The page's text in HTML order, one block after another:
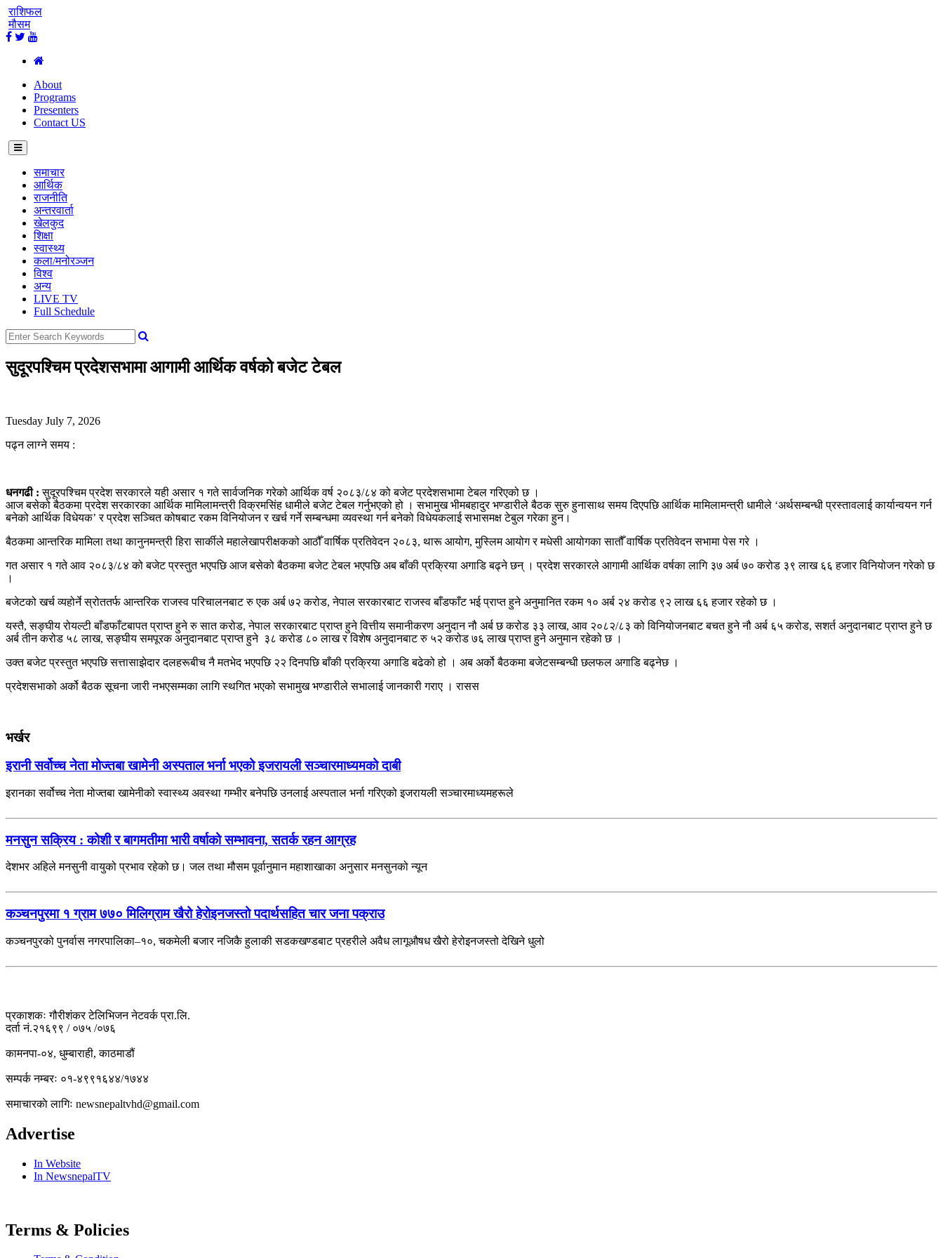
राशिफल
मौसम
About
Programs
Presenters
Contact US
समाचार
आर्थिक
राजनीति
अन्तरवार्ता
खेलकुद
शिक्षा
स्वास्थ्य
कला/मनोरञ्जन
विश्व
अन्य
LIVE TV
Full Schedule
सुदूरपश्चिम प्रदेशसभामा आगामी आर्थिक वर्षको बजेट टेबल
Tuesday July 7, 2026
पढ्न लाग्ने समय :
धनगढी : सुदूरपश्चिम प्रदेश सरकारले यही असार १ गते सार्वजनिक गरेको आर्थिक वर्ष २०८३/८४ को बजेट प्रदेशसभामा टेबल गरिएको छ ।
आज बसेको बैठकमा प्रदेश सरकारका आर्थिक मामिलामन्त्री विक्रमसिंह धामीले बजेट टेबल गर्नुभएको हो । सभामुख भीमबहादुर भण्डारीले बैठक सुरु हुनासाथ समय दिएपछि आर्थिक मामिलामन्त्री धामीले ‘अर्थसम्बन्धी प्रस्तावलाई कार्यान्वयन गर्न
बनेको आर्थिक विधेयक’ र प्रदेश सञ्चित कोषबाट रकम विनियोजन र खर्च गर्ने सम्बन्धमा व्यवस्था गर्न बनेको विधेयकलाई सभासमक्ष टेबुल गरेका हुन।
बैठकमा आन्तरिक मामिला तथा कानुनमन्त्री हिरा सार्कीले महालेखापरीक्षकको आठौँ वार्षिक प्रतिवेदन २०८३, थारू आयोग, मुस्लिम आयोग र मधेसी आयोगका सातौँ वार्षिक प्रतिवेदन सभामा पेस गरे ।
गत असार १ गते आव २०८३/८४ को बजेट प्रस्तुत भएपछि आज बसेको बैठकमा बजेट टेबल भएपछि अब बाँकी प्रक्रिया अगाडि बढ्ने छन् । प्रदेश सरकारले आगामी आर्थिक वर्षका लागि ३७ अर्ब ७० करोड ३९ लाख ६६ हजार विनियोजन गरेको छ
।
बजेटको खर्च व्यहोर्ने स्रोततर्फ आन्तरिक राजस्व परिचालनबाट रु एक अर्ब ७२ करोड, नेपाल सरकारबाट राजस्व बाँडफाँट भई प्राप्त हुने अनुमानित रकम १० अर्ब २४ करोड ९२ लाख ६६ हजार रहेको छ ।
यस्तै, सङ्घीय रोयल्टी बाँडफाँटबापत प्राप्त हुने रु सात करोड, नेपाल सरकारबाट प्राप्त हुने वित्तीय समानीकरण अनुदान नौ अर्ब छ करोड ३३ लाख, आव २०८२/८३ को विनियोजनबाट बचत हुने नौ अर्ब ६५ करोड, सशर्त अनुदानबाट प्राप्त हुने छ
अर्ब तीन करोड ५८ लाख, सङ्घीय समपूरक अनुदानबाट प्राप्त हुने ३८ करोड ८० लाख र विशेष अनुदानबाट रु ५२ करोड ७६ लाख प्राप्त हुने अनुमान रहेको छ ।
उक्त बजेट प्रस्तुत भएपछि सत्तासाझेदार दलहरूबीच नै मतभेद भएपछि २२ दिनपछि बाँकी प्रक्रिया अगाडि बढेको हो । अब अर्को बैठकमा बजेटसम्बन्धी छलफल अगाडि बढ्नेछ ।
प्रदेशसभाको अर्को बैठक सूचना जारी नभएसम्मका लागि स्थगित भएको सभामुख भण्डारीले सभालाई जानकारी गराए । रासस
भर्खर
इरानी सर्वोच्च नेता मोज्तबा खामेनी अस्पताल भर्ना भएको इजरायली सञ्चारमाध्यमको दाबी
इरानका सर्वोच्च नेता मोज्तबा खामेनीको स्वास्थ्य अवस्था गम्भीर बनेपछि उनलाई अस्पताल भर्ना गरिएको इजरायली सञ्चारमाध्यमहरूले
मनसुन सक्रिय : कोशी र बागमतीमा भारी वर्षाको सम्भावना, सतर्क रहन आग्रह
देशभर अहिले मनसुनी वायुको प्रभाव रहेको छ। जल तथा मौसम पूर्वानुमान महाशाखाका अनुसार मनसुनको न्यून
कञ्चनपुरमा १ ग्राम ७७० मिलिग्राम खैरो हेरोइनजस्तो पदार्थसहित चार जना पक्राउ
कञ्चनपुरको पुनर्वास नगरपालिका–१०, चकमेली बजार नजिकै हुलाकी सडकखण्डबाट प्रहरीले अवैध लागूऔषध खैरो हेरोइनजस्तो देखिने धुलो
प्रकाशकः गौरीशंकर टेलिभिजन नेटवर्क प्रा.लि.
दर्ता नं.२१६९९ / ०७५ /०७६
कामनपा-०४, धुम्बाराही, काठमाडौं
सम्पर्क नम्बरः ०१-४९९१६४४/१७४४
समाचारकाे लागिः newsnepaltvhd@gmail.com
Advertise
In Website
In NewsnepalTV
Terms & Policies